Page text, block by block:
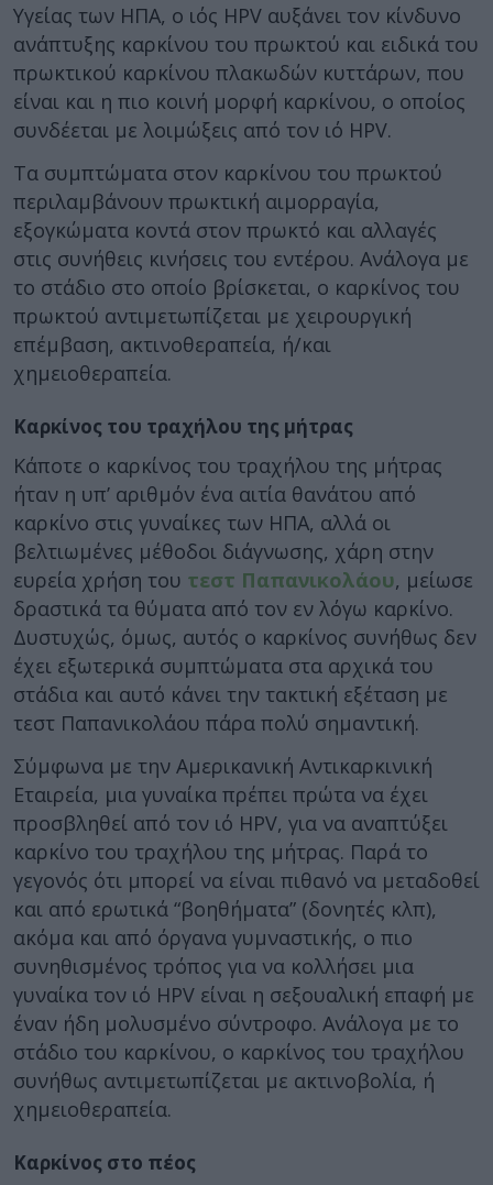
Υγείας των ΗΠΑ, ο ιός HPV αυξάνει τον κίνδυνο
ανάπτυξης καρκίνου του πρωκτού και ειδικά του
πρωκτικού καρκίνου πλακωδών κυττάρων, που
είναι και η πιο κοινή μορφή καρκίνου, ο οποίος
συνδέεται με λοιμώξεις από τον ιό HPV.
Τα συμπτώματα στον καρκίνου του πρωκτού
περιλαμβάνουν πρωκτική αιμορραγία,
εξογκώματα κοντά στον πρωκτό και αλλαγές
στις συνήθεις κινήσεις του εντέρου. Ανάλογα με
το στάδιο στο οποίο βρίσκεται, ο καρκίνος του
πρωκτού αντιμετωπίζεται με χειρουργική
επέμβαση, ακτινοθεραπεία, ή/και
χημειοθεραπεία.
Καρκίνος του τραχήλου της μήτρας
Κάποτε ο καρκίνος του τραχήλου της μήτρας
ήταν η υπ’ αριθμόν ένα αιτία θανάτου από
καρκίνο στις γυναίκες των ΗΠΑ, αλλά οι
βελτιωμένες μέθοδοι διάγνωσης, χάρη στην
ευρεία χρήση του τεστ Παπανικολάου, μείωσε
δραστικά τα θύματα από τον εν λόγω καρκίνο.
Δυστυχώς, όμως, αυτός ο καρκίνος συνήθως δεν
έχει εξωτερικά συμπτώματα στα αρχικά του
στάδια και αυτό κάνει την τακτική εξέταση με
τεστ Παπανικολάου πάρα πολύ σημαντική.
Σύμφωνα με την Αμερικανική Αντικαρκινική
Εταιρεία, μια γυναίκα πρέπει πρώτα να έχει
προσβληθεί από τον ιό HPV, για να αναπτύξει
καρκίνο του τραχήλου της μήτρας. Παρά το
γεγονός ότι μπορεί να είναι πιθανό να μεταδοθεί
και από ερωτικά “βοηθήματα” (δονητές κλπ),
ακόμα και από όργανα γυμναστικής, ο πιο
συνηθισμένος τρόπος για να κολλήσει μια
γυναίκα τον ιό HPV είναι η σεξουαλική επαφή με
έναν ήδη μολυσμένο σύντροφο. Ανάλογα με το
στάδιο του καρκίνου, ο καρκίνος του τραχήλου
συνήθως αντιμετωπίζεται με ακτινοβολία, ή
χημειοθεραπεία.
Καρκίνος στο πέος